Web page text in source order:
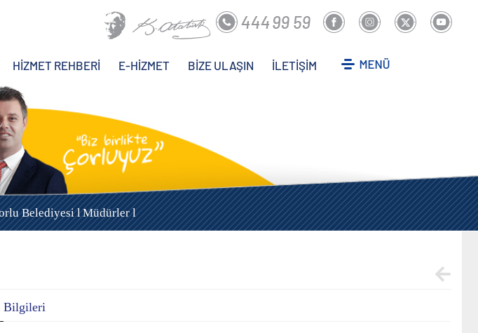
HİZMET REHBERİ E-HİZMET BİZE ULAŞIN İLETİŞİM
Belediyesi lMüdürler l
Bilgileri